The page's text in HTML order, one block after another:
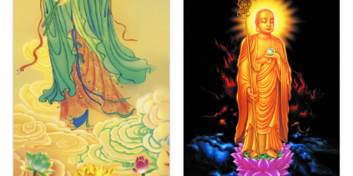
Thế Âm Bồ Tát, Đại Thế Chí
Bồ Tát, 48 đại nguyện của
Phật A Di Đà, vãng sinh Thế
Giới Tây Phương Cực Lạc